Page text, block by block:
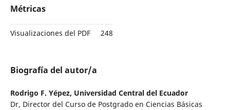
Métricas
Visualizaciones del PDF 248
Biografía del autor/a
Rodrigo F. Yépez, Universidad Central del Ecuador
Dr, Director del Curso de Postgrado en Ciencias Básicas